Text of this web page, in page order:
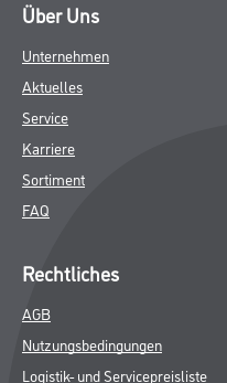
Über Uns
Unternehmen
Aktuelles
Service
Karriere
Sortiment
FAQ
Rechtliches
AGB
Nutzungsbedingungen
Logistik- und Servicepreisliste